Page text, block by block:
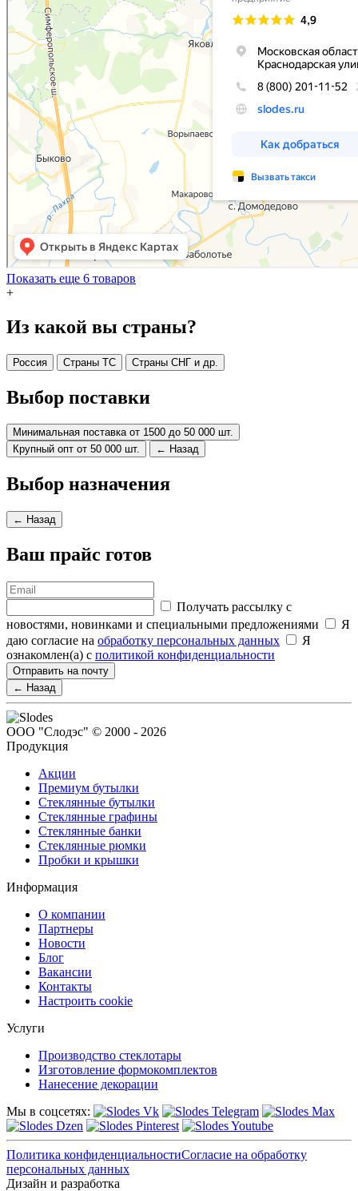
Показать еще 6 товаров
+
Из какой вы страны?
Россия Страны ТС Страны СНГ и др.
Выбор поставки
Минимальная поставка от 1500 до 50 000 шт.
Крупный опт от 50 000 шт.
← Назад
Выбор назначения
← Назад
Ваш прайс готов
Получать рассылку с
новостями, новинками и специальными предложениями
Я
даю согласие на обработку персональных данных
Я
ознакомлен(а) с политикой конфиденциальности
Отправить на почту
← Назад
ООО "Слодэс" © 2000 - 2026
Продукция
Акции
Премиум бутылки
Стеклянные бутылки
Стеклянные графины
Стеклянные банки
Стеклянные рюмки
Пробки и крышки
Информация
О компании
Партнеры
Новости
Блог
Вакансии
Контакты
Настроить cookie
Услуги
Производство стеклотары
Изготовление формокомплектов
Нанесение декорации
Мы в соцсетях:
Политика конфиденциальностиСогласие на обработку
персональных данных
Дизайн и разработка